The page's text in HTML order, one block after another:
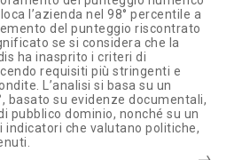
l’azienda nel 98° percentile a
del punteggio riscontrato
se si considera che la
ha inasprito i criteri di
requisiti più stringenti e
L’analisi si basa su un
basato su evidenze documentali,
pubblico dominio, nonché su un
che valutano politiche,